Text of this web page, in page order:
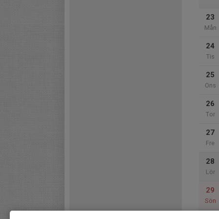
23
Mån
24
Tis
25
Ons
26
Tor
27
Fre
28
Lör
29
Sön